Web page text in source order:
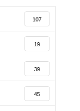
107
19
39
45